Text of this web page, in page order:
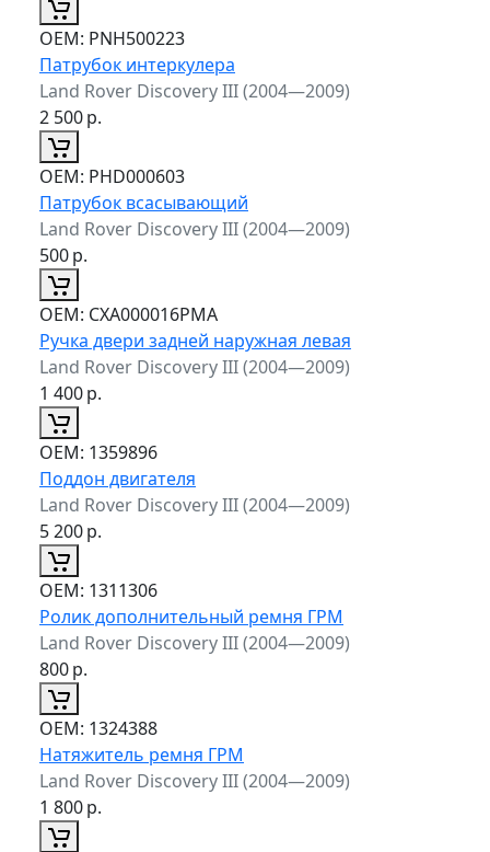
ОЕМ: PNH500223
Патрубок интеркулера
Land Rover Discovery III (2004—2009)
2 500р.
ОЕМ: PHD000603
Патрубок всасывающий
Land Rover Discovery III (2004—2009)
500р.
ОЕМ: CXA000016PMA
Ручка двери задней наружная левая
Land Rover Discovery III (2004—2009)
1 400р.
ОЕМ: 1359896
Поддон двигателя
Land Rover Discovery III (2004—2009)
5 200р.
ОЕМ: 1311306
Ролик дополнительный ремня ГРМ
Land Rover Discovery III (2004—2009)
800р.
ОЕМ: 1324388
Натяжитель ремня ГРМ
Land Rover Discovery III (2004—2009)
1 800р.